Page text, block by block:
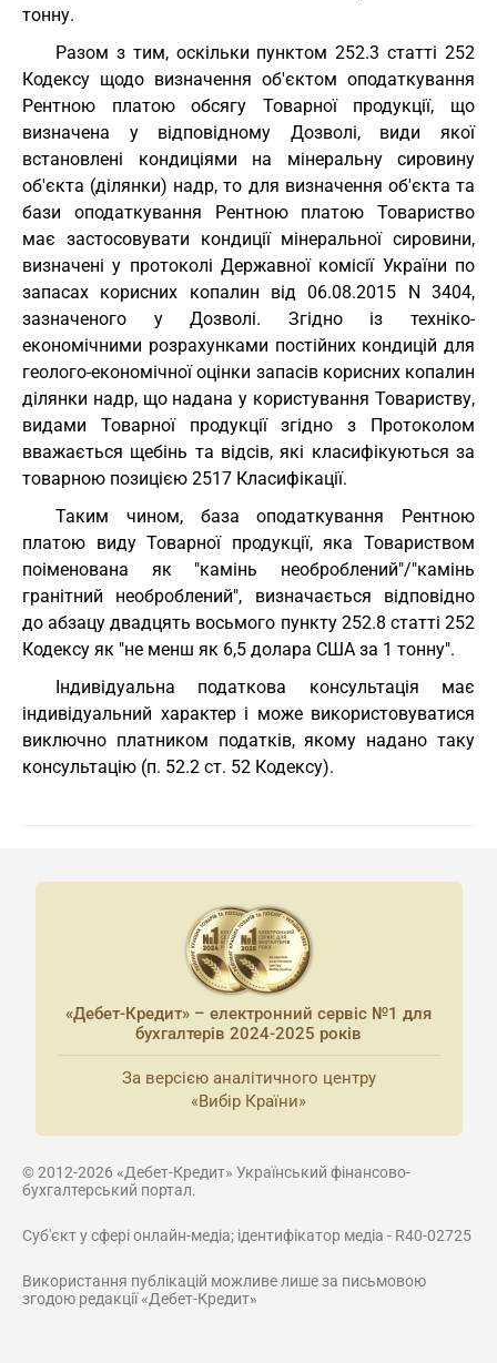
тонну.
Разом з тим, оскільки пунктом 252.3 статті 252
Кодексу щодо визначення об'єктом оподаткування
Рентною платою обсягу Товарної продукції, що
визначена у відповідному Дозволі, види якої
встановлені кондиціями на мінеральну сировину
об'єкта (ділянки) надр, то для визначення об'єкта та
бази оподаткування Рентною платою Товариство
має застосовувати кондиції мінеральної сировини,
визначені у протоколі Державної комісії України по
запасах корисних копалин від 06.08.2015 N 3404,
зазначеного у Дозволі. Згідно із техніко-
економічними розрахунками постійних кондицій для
геолого-економічної оцінки запасів корисних копалин
ділянки надр, що надана у користування Товариству,
видами Товарної продукції згідно з Протоколом
вважається щебінь та відсів, які класифікуються за
товарною позицією 2517 Класифікації.
Таким чином, база оподаткування Рентною
платою виду Товарної продукції, яка Товариством
поіменована як "камінь необроблений"/"камінь
гранітний необроблений", визначається відповідно
до абзацу двадцять восьмого пункту 252.8 статті 252
Кодексу як "не менш як 6,5 долара США за 1 тонну".
Індивідуальна податкова консультація має
індивідуальний характер і може використовуватися
виключно платником податків, якому надано таку
консультацію (п. 52.2 ст. 52 Кодексу).
«Дебет-Кредит» – електронний сервіс №1 для
бухгалтерів 2024-2025 років
За версією аналітичного центру
«Вибір Країни»
© 2012-2026 «Дебет-Кредит» Український фінансово-
бухгалтерський портал.
Суб'єкт у сфері онлайн-медіа; ідентифікатор медіа - R40-02725
Використання публікацій можливе лише за письмовою
згодою редакції «Дебет-Кредит»